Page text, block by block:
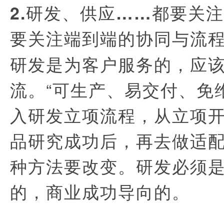
2.研发、供应……都要关
要关注端到端的协同与流
研发是为客户服务的，应
流。“可生产、易交付、免
入研发立项流程，从立项
品研究成功后，再去做适
种方法要改变。研发必须
的，商业成功导向的。